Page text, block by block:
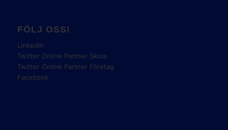
FÖLJ OSS!
LinkedIn
Twitter Online Partner Skola
Twitter Online Partner Företag
Facebook